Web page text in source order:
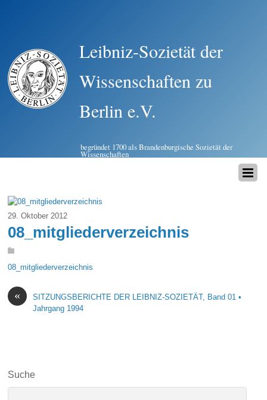
Leibniz-Sozietät der
Wissenschaften zu
Berlin e.V.
begründet 1700 als Brandenburgische Sozietät der
Wissenschaften
29. Oktober 2012
08_mitgliederverzeichnis
08_mitgliederverzeichnis
«
SITZUNGSBERICHTE DER LEIBNIZ-SOZIETÄT, Band 01 •
Jahrgang 1994
Suche